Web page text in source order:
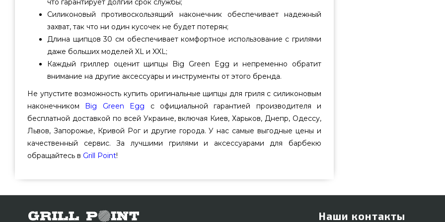
что гарантирует долгий срок службы;
Силиконовый противоскользящий наконечник обеспечивает надежный
захват, так что ни один кусочек не будет потерян;
Длина щипцов 30 см обеспечивает комфортное использование с грилями
даже больших моделей XL и XXL;
Каждый гриллер оценит щипцы Big Green Egg и непременно обратит
внимание на другие аксессуары и инструменты от этого бренда.
Не упустите возможность купить оригинальные щипцы для гриля с силиконовым
наконечником Big Green Egg с официальной гарантией производителя и
бесплатной доставкой по всей Украине, включая Киев, Харьков, Днепр, Одессу,
Львов, Запорожье, Кривой Рог и другие города. У нас самые выгодные цены и
качественный сервис. За лучшими грилями и аксессуарами для барбекю
обращайтесь в Grill Point!
Наши контакты